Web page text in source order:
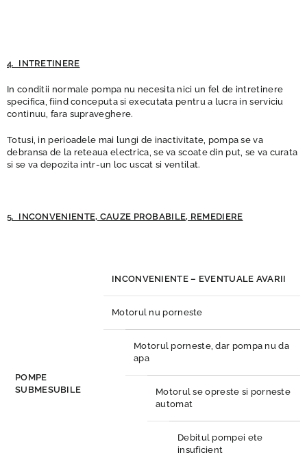
4. INTRETINERE
In conditii normale pompa nu necesita nici un fel de intretinere
specifica, fiind conceputa si executata pentru a lucra in serviciu
continuu, fara supraveghere.
Totusi, in perioadele mai lungi de inactivitate, pompa se va
debransa de la reteaua electrica, se va scoate din put, se va curata
si se va depozita intr-un loc uscat si ventilat.
5. INCONVENIENTE, CAUZE PROBABILE, REMEDIERE
POMPE
SUBMESUBILE
INCONVENIENTE – EVENTUALE AVARII
Motorul nu porneste
Motorul porneste, dar pompa nu da
apa
Motorul se opreste si porneste
automat
Debitul pompei ete
insuficient